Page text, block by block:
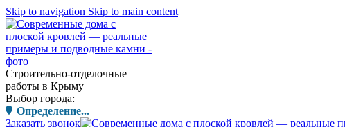
Skip to navigation Skip to main content
Строительно-отделочные
работы в Крыму
Выбор города:
Определение...
Заказать звонок